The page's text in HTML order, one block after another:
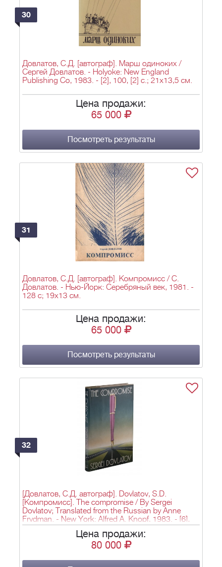
30
Довлатов, С.Д. [автограф]. Марш одиноких /
Сергей Довлатов. - Holyoke: New England
Publishing Co, 1983. - [2], 100, [2] c.; 21х13,5 см.
Цена продажи:
65 000
Посмотреть результаты
31
Довлатов, С.Д. [автограф]. Компромисс / С.
Довлатов. - Нью-Йорк: Серебряный век, 1981. -
128 с; 19x13 см.
Цена продажи:
65 000
Посмотреть результаты
32
[Довлатов, С.Д. автограф]. Dovlatov, S.D.
[Компромисс]. The compromise / By Sergei
Dovlatov; Translated from the Russian by Anne
Frydman. - New York: Alfred A. Knopf, 1983. - [6],
147, [4] c.; 22х15 см.
Цена продажи:
80 000